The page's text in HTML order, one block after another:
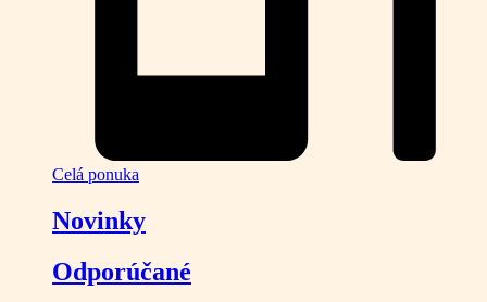
Celá ponuka
Novinky
Odporúčané